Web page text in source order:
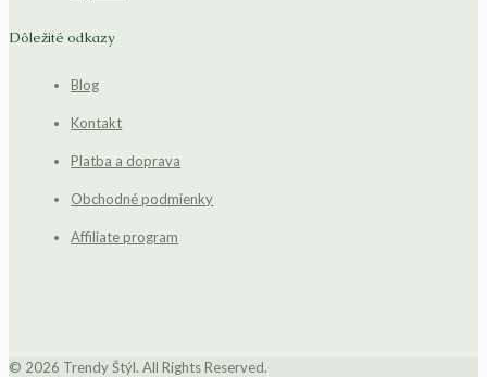
Dôležité odkazy
Blog
Kontakt
Platba a doprava
Obchodné podmienky
Affiliate program
© 2026 Trendy Štýl. All Rights Reserved.